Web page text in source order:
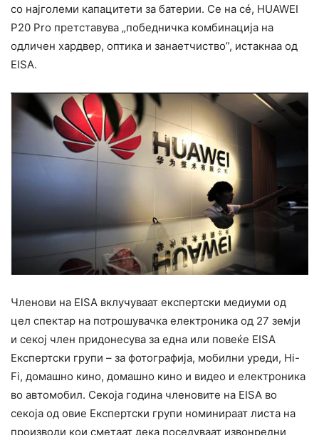
со најголеми капацитети за батерии. Се на сé, HUAWEI
P20 Pro претставува „победничка комбинација на
одличен хардвер, оптика и занаетчиство”, истакнаа од
EISA.
Членови на EISA вклучуваат експертски медиуми од
цел спектар на потрошувачка електроника од 27 земји
и секој член придонесува за една или повеќе EISA
Експертски групи – за фотографија, мобилни уреди, Hi-
Fi, домашно кино, домашно кино и видео и електроника
во автомобил. Секоја година членовите на EISA во
секоја од овие Експертски групи номинираат листа на
производи кои сметаат дека поседуваат извонредни